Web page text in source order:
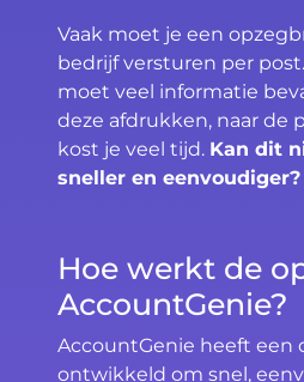
Vaak moet je een
bedrijf versturen per
moet veel informatie
deze afdrukken, naar de
kost je veel tijd. Kan dit
sneller en eenvoudiger?
Hoe werkt de
AccountGenie?
AccountGenie heeft een
ontwikkeld om snel,